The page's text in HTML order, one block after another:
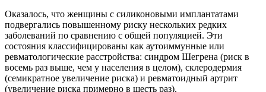
Оказалось, что женщины с силиконовыми имплантатами
подвергались повышенному риску нескольких редких
заболеваний по сравнению с общей популяцией. Эти
состояния классифицированы как аутоиммунные или
ревматологические расстройства: синдром Шегрена (риск в
восемь раз выше, чем у населения в целом), склеродермия
(семикратное увеличение риска) и ревматоидный артрит
(увеличение риска примерно в шесть раз).